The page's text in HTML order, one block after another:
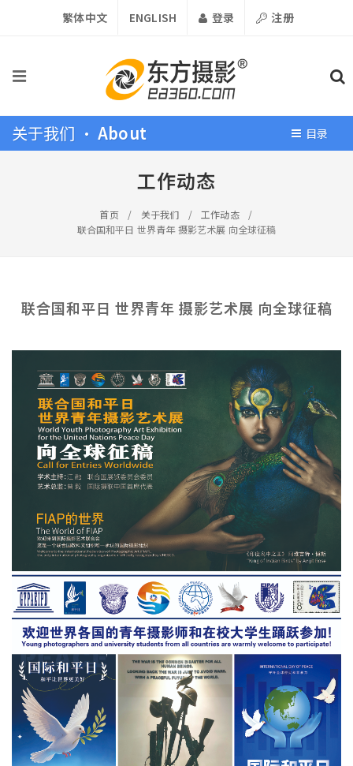
繁体中文 ENGLISH 登录 注册
关于我们 •About 目录
工作动态
首页 / 关于我们 / 工作动态
/
联合国和平日 世界青年 摄影艺术展 向全球征稿
联合国和平日 世界青年 摄影艺术展 向全球征稿